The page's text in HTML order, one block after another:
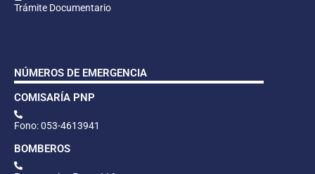
Trámite Documentario
NÚMEROS DE EMERGENCIA
COMISARÍA PNP
Fono: 053-4613941
BOMBEROS